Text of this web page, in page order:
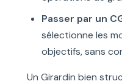
Passer par un
sélectionne les
objectifs, sans
Un Girardin bien